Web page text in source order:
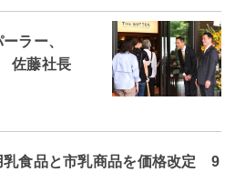
ラー、
佐藤社長
乳食品と市乳商品を価格改定 9